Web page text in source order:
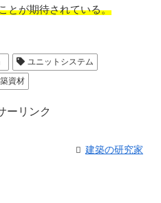
とが期待されている。
ユニットシステム
資材
ーリンク
建築の研究家